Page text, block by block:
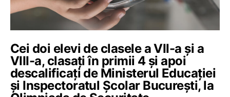
Cei doi elevi de clasele a VII-a și a
VIII-a, clasați în primii 4 și apoi
descalificați de Ministerul Educației
și Inspectoratul Școlar București, la